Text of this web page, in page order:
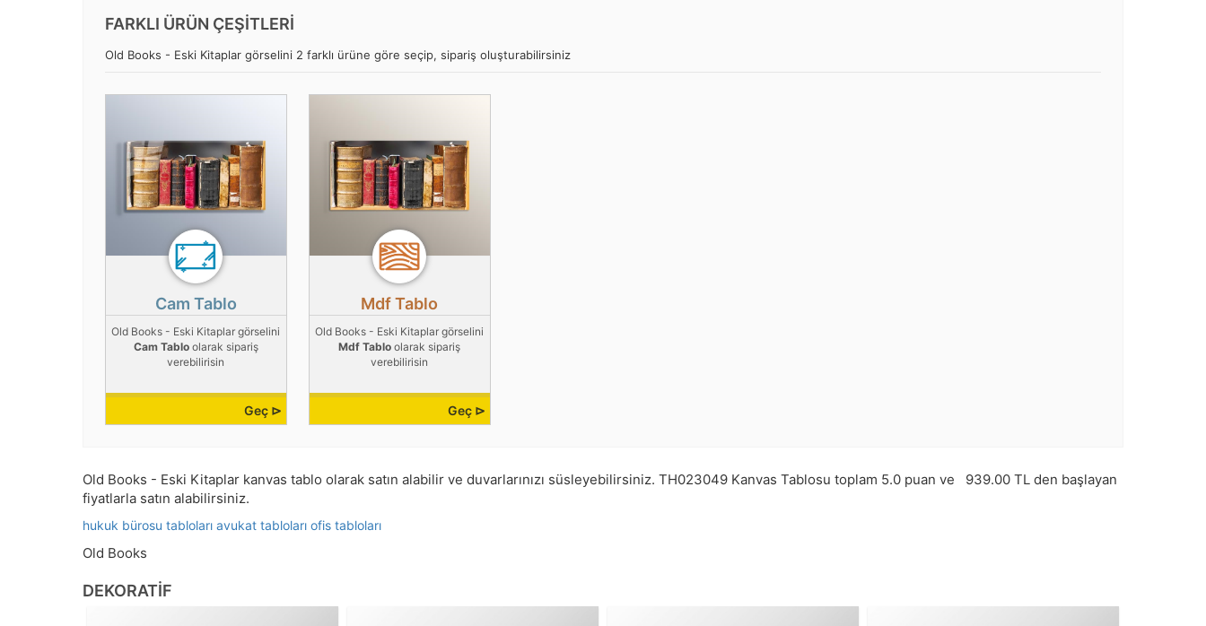
FARKLI ÜRÜN ÇEŞİTLERİ
Old Books - Eski Kitaplar görselini 2 farklı ürüne göre seçip, sipariş oluşturabilirsiniz
Cam Tablo
Old Books - Eski Kitaplar görselini
Cam Tabloolarak sipariş
verebilirisin
Geç ⊳
Mdf Tablo
Old Books - Eski Kitaplar görselini
Mdf Tablo olarak sipariş
verebilirisin
Geç ⊳
Old Books - Eski Kitaplar kanvas tablo olarak satın alabilir ve duvarlarınızı süsleyebilirsiniz. TH023049 Kanvas Tablosu toplam 5.0 puan ve 939.00 TL den başlayan
fiyatlarla satın alabilirsiniz.
hukuk bürosu tabloları avukat tabloları ofis tabloları
Old Books
DEKORATIF